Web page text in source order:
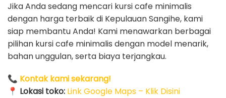
Jika Anda sedang mencari kursi cafe minimalis
dengan harga terbaik di Kepulauan Sangihe, kami
siap membantu Anda! Kami menawarkan berbagai
pilihan kursi cafe minimalis dengan model menarik,
bahan unggulan, serta biaya terjangkau.
📞 Kontak kami sekarang!
📍 Lokasi toko: Link Google Maps – Klik Disini